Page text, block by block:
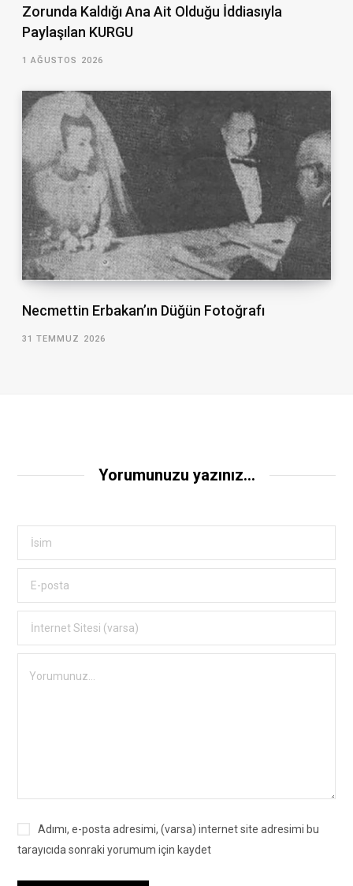
Zorunda Kaldığı Ana Ait Olduğu İddiasıyla
Paylaşılan KURGU
1 AĞUSTOS 2026
Necmettin Erbakan’ın Düğün Fotoğrafı
31 TEMMUZ 2026
Yorumunuzu yazınız...
Adımı, e-posta adresimi, (varsa) internet site adresimi bu
tarayıcıda sonraki yorumum için kaydet